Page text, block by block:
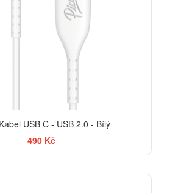
USB C - USB 2.0 - Bílý
490 Kč